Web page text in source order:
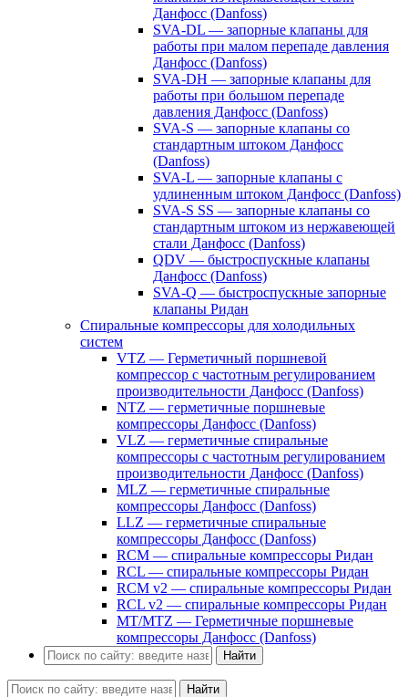
Данфосс (Danfoss)
SVA-DL — запорные клапаны для
работы при малом перепаде давления
Данфосс (Danfoss)
SVA-DH — запорные клапаны для
работы при большом перепаде
давления Данфосс (Danfoss)
SVA-S — запорные клапаны со
стандартным штоком Данфосс
(Danfoss)
SVA-L — запорные клапаны с
удлиненным штоком Данфосс (Danfoss)
SVA-S SS — запорные клапаны со
стандартным штоком из нержавеющей
стали Данфосс (Danfoss)
QDV — быстроспускные клапаны
Данфосс (Danfoss)
SVA-Q — быстроспускные запорные
клапаны Ридан
Спиральные компрессоры для холодильных
систем
VTZ — Герметичный поршневой
компрессор с частотным регулированием
производительности Данфосс (Danfoss)
NTZ — герметичные поршневые
компрессоры Данфосс (Danfoss)
VLZ — герметичные спиральные
компрессоры с частотным регулированием
производительности Данфосс (Danfoss)
MLZ — герметичные спиральные
компрессоры Данфосс (Danfoss)
LLZ — герметичные спиральные
компрессоры Данфосс (Danfoss)
RCM — спиральные компрессоры Ридан
RCL — спиральные компрессоры Ридан
RCM v2 — спиральные компрессоры Ридан
RCL v2 — спиральные компрессоры Ридан
MT/MTZ — Герметичные поршневые
компрессоры Данфосс (Danfoss)
Найти
Найти